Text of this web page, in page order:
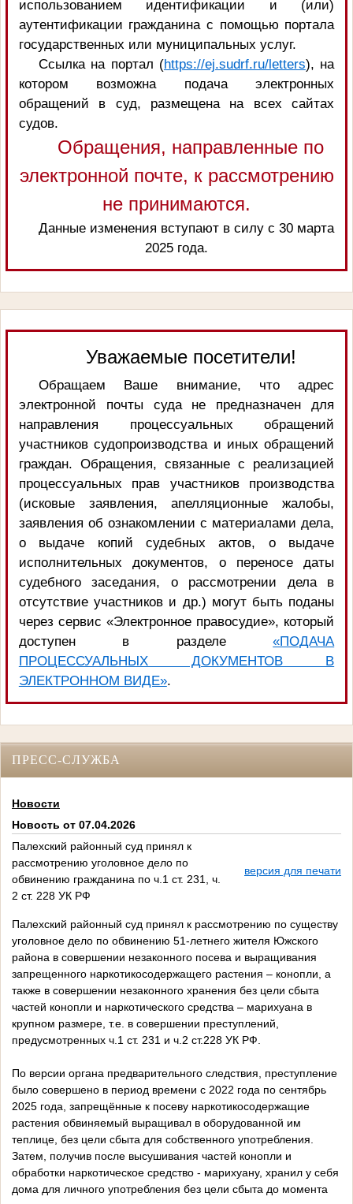
использованием идентификации и (или)
аутентификации гражданина с помощью портала
государственных или муниципальных услуг.
Ссылка на портал (https://ej.sudrf.ru/letters), на
котором возможна подача электронных
обращений в суд, размещена на всех сайтах
судов.
Обращения, направленные по
электронной почте, к рассмотрению
не принимаются.
Данные изменения вступают в силу с 30 марта
2025 года.
Уважаемые посетители!
Обращаем Ваше внимание, что адрес
электронной почты суда не предназначен для
направления процессуальных обращений
участников судопроизводства и иных обращений
граждан. Обращения, связанные с реализацией
процессуальных прав участников производства
(исковые заявления, апелляционные жалобы,
заявления об ознакомлении с материалами дела,
о выдаче копий судебных актов, о выдаче
исполнительных документов, о переносе даты
судебного заседания, о рассмотрении дела в
отсутствие участников и др.) могут быть поданы
через сервис «Электронное правосудие», который
доступен в разделе«ПОДАЧА
ПРОЦЕССУАЛЬНЫХ ДОКУМЕНТОВ В
ЭЛЕКТРОННОМ ВИДЕ».
ПРЕСС-СЛУЖБА
Новости
Новость от 07.04.2026
Палехский районный суд принял к
рассмотрению уголовное дело по
обвинению гражданина по ч.1 ст. 231, ч.
2 ст. 228 УК РФ
версия для печати
Палехский районный суд принял к рассмотрению по существу
уголовное дело по обвинению 51-летнего жителя Южского
района в совершении незаконного посева и выращивания
запрещенного наркотикосодержащего растения – конопли, а
также в совершении незаконного хранения без цели сбыта
частей конопли и наркотического средства – марихуана в
крупном размере, т.е. в совершении преступлений,
предусмотренных ч.1 ст. 231 и ч.2 ст.228 УК РФ.
По версии органа предварительного следствия, преступление
было совершено в период времени с 2022 года по сентябрь
2025 года, запрещённые к посеву наркотикосодержащие
растения обвиняемый выращивал в оборудованной им
теплице, без цели сбыта для собственного употребления.
Затем, получив после высушивания частей конопли и
обработки наркотическое средство - марихуану, хранил у себя
дома для личного употребления без цели сбыта до момента